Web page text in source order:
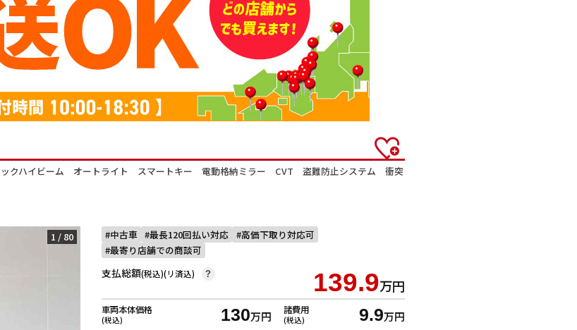
ハイビーム オートライト スマートキー 電動格納ミラー CVT 盗難防止システム 衝突
1 / 80 中古車 最長120回払い対応
高価下取り対応可
最寄り店舗での商談可
支払総額(税込)(リ済込) 139.9万円
?
車両本体価格
(税込) 130万円 諸費用
(税込) 9.9万円